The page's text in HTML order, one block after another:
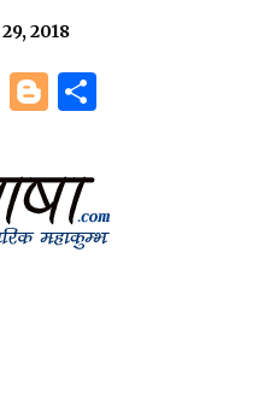
का हस्ताक्षर इंदौर प्रेस क्लब
2018
Li
k
e
dI
B
g
g
er
S
e